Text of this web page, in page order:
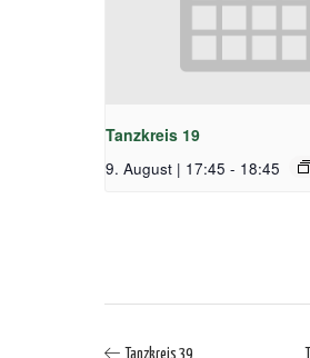
Tanzkreis 19
9. August | 17:45 - 18:45
Tanzkreis 39